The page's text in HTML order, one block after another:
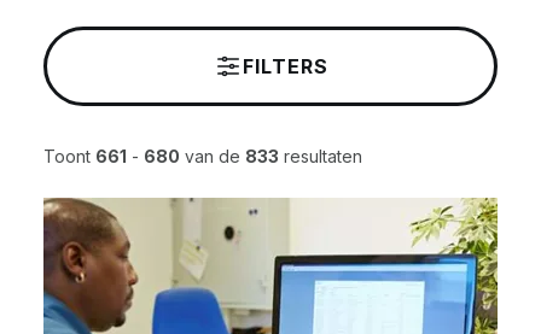
FILTERS
Toont 661 - 680 van de 833 resultaten